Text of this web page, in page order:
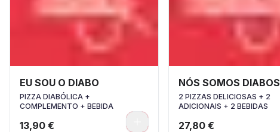
EU SOU O DIABO
PIZZA DIABÓLICA +
COMPLEMENTO + BEBIDA
13,90 €
NÓS SOMOS DIABOS
2 PIZZAS DELICIOSAS + 2
ADICIONAIS + 2 BEBIDAS
27,80 €